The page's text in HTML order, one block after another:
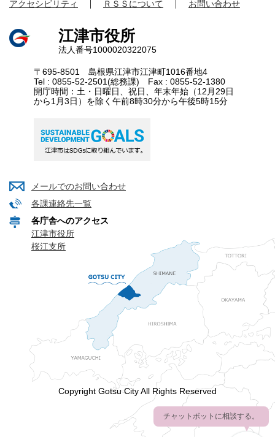
アクセシビリティ
ＲＳＳについて お問い合わせ
江津市役所
法人番号1000020322075
〒695-8501 島根県江津市江津町1016番地4
Tel : 0855-52-2501(総務課) Fax : 0855-52-1380
開庁時間：土・日曜日、祝日、年末年始（12月29日
から1月3日）を除く午前8時30分から午後5時15分
メールでのお問い合わせ
各課連絡先一覧
各庁舎へのアクセス
江津市役所
桜江支所
Copyright Gotsu City All Rights Reserved
チャットボットに相談する。